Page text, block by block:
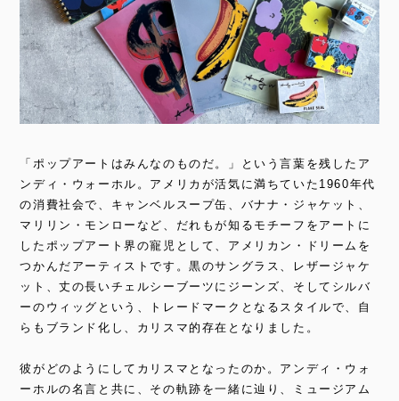
「ポップアートはみんなのものだ。」という言葉を残したア
ンディ・ウォーホル。アメリカが活気に満ちていた1960年代
の消費社会で、キャンベルスープ缶、バナナ・ジャケット、
マリリン・モンローなど、だれもが知るモチーフをアートに
したポップアート界の寵児として、アメリカン・ドリームを
つかんだアーティストです。黒のサングラス、レザージャケ
ット、丈の長いチェルシーブーツにジーンズ、そしてシルバ
ーのウィッグという、トレードマークとなるスタイルで、自
らもブランド化し、カリスマ的存在となりました。
彼がどのようにしてカリスマとなったのか。アンディ・ウォ
ーホルの名言と共に、その軌跡を一緒に辿り、ミュージアム